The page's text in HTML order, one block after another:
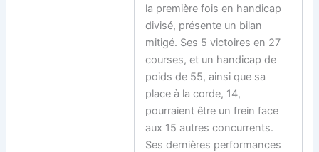
la première fois en handicap
divisé, présente un bilan
mitigé. Ses 5 victoires en 27
courses, et un handicap de
poids de 55, ainsi que sa
place à la corde, 14,
pourraient être un frein face
aux 15 autres concurrents.
Ses dernières performances